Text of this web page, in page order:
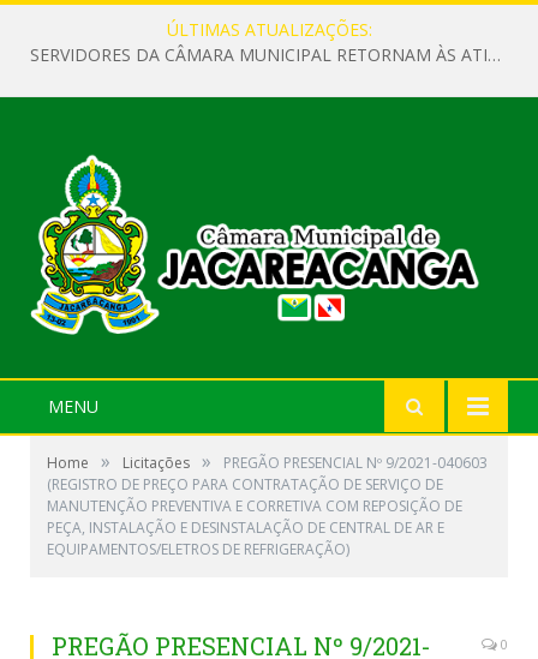
ÚLTIMAS ATUALIZAÇÕES:
SERVIDORES DA CÂMARA MUNICIPAL RETORNAM ÀS ATIVIDADES APÓS O RECESSO PARLAMENTAR
MENU
Home » Licitações »
PREGÃO PRESENCIAL Nº 9/2021-040603
(REGISTRO DE PREÇO PARA CONTRATAÇÃO DE SERVIÇO DE
MANUTENÇÃO PREVENTIVA E CORRETIVA COM REPOSIÇÃO DE
PEÇA, INSTALAÇÃO E DESINSTALAÇÃO DE CENTRAL DE AR E
EQUIPAMENTOS/ELETROS DE REFRIGERAÇÃO)
PREGÃO PRESENCIAL Nº 9/2021-
0